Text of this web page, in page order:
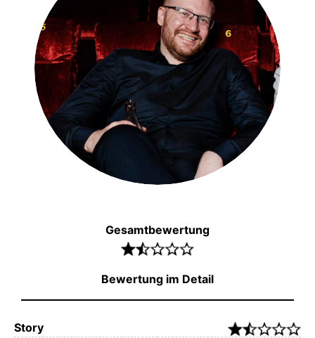
Gesamtbewertung
Bewertung im Detail
Story